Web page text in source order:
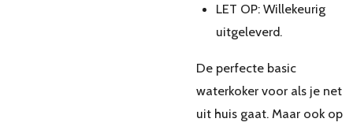
LET OP: Willekeurig
uitgeleverd.
De perfecte basic
waterkoker voor als je net
uit huis gaat. Maar ook op